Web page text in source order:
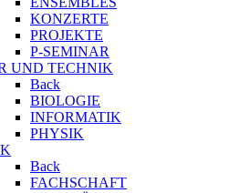
KONZERTE
PROJEKTE
P-SEMINAR
UND TECHNIK
Back
BIOLOGIE
INFORMATIK
PHYSIK
Back
FACHSCHAFT